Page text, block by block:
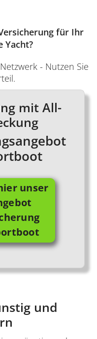
für Ihr
Yacht?
- Nutzen Sie
mit All-
unser
und